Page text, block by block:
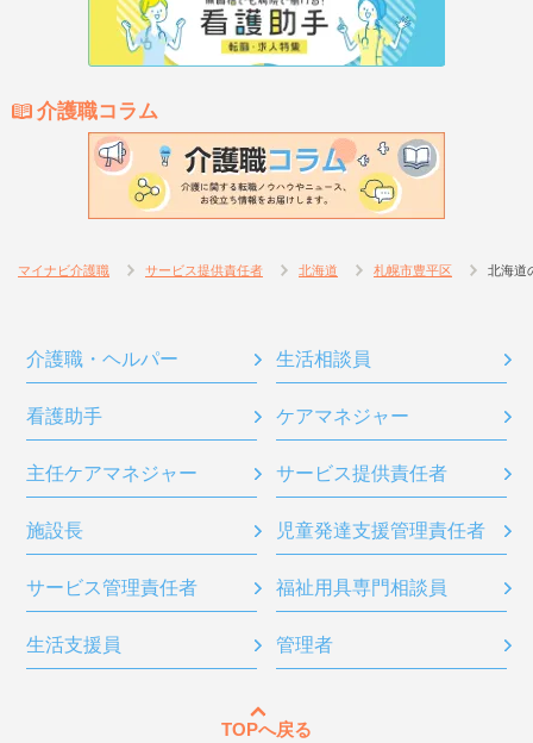
介護職コラム
マイナビ介護職 サービス提供責任者 北海道 札幌市豊平区 北海道
介護職・ヘルパー 生活相談員
看護助手 ケアマネジャー
主任ケアマネジャー サービス提供責任者
施設長 児童発達支援管理責任者
サービス管理責任者 福祉用具専門相談員
生活支援員 管理者
TOPへ戻る